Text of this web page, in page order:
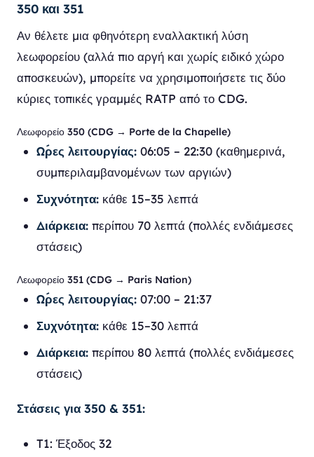
350 και 351
Αν θέλετε μια φθηνότερη εναλλακτική λύση
λεωφορείου (αλλά πιο αργή και χωρίς ειδικό χώρο
αποσκευών), μπορείτε να χρησιμοποιήσετε τις δύο
κύριες τοπικές γραμμές RATP από το CDG.
Λεωφορείο 350 (CDG → Porte de la Chapelle)
Ώρες λειτουργίας: 06:05 – 22:30 (καθημερινά,
συμπεριλαμβανομένων των αργιών)
Συχνότητα: κάθε 15–35 λεπτά
Διάρκεια: περίπου 70 λεπτά (πολλές ενδιάμεσες
στάσεις)
Λεωφορείο 351 (CDG → Paris Nation)
Ώρες λειτουργίας: 07:00 – 21:37
Συχνότητα: κάθε 15–30 λεπτά
Διάρκεια: περίπου 80 λεπτά (πολλές ενδιάμεσες
στάσεις)
Στάσεις για 350 & 351:
T1: Έξοδος 32